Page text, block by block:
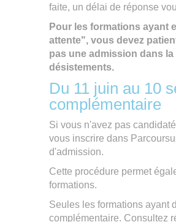
faite, un délai de réponse
Pour les formations ayant
attente", vous devez
pas une admission dans
désistements.
Du 11 juin au 10
complémentaire
Si vous n'avez pas
vous inscrire dans
d'admission.
Cette procédure permet
formations.
Seules les formations ayant
complémentaire. Consultez